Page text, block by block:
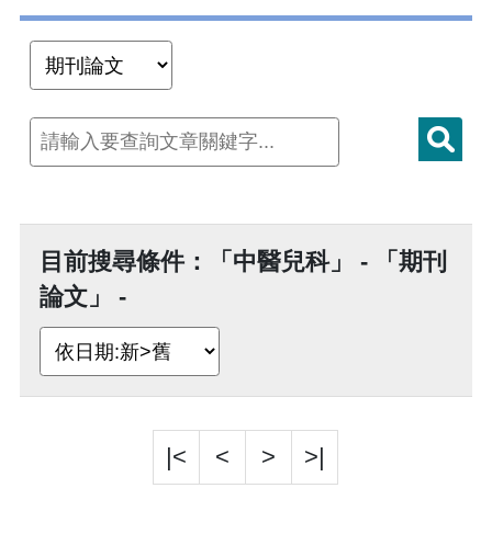
目前搜尋條件：「中醫兒科」 - 「期刊
論文」 -
|< < > >|